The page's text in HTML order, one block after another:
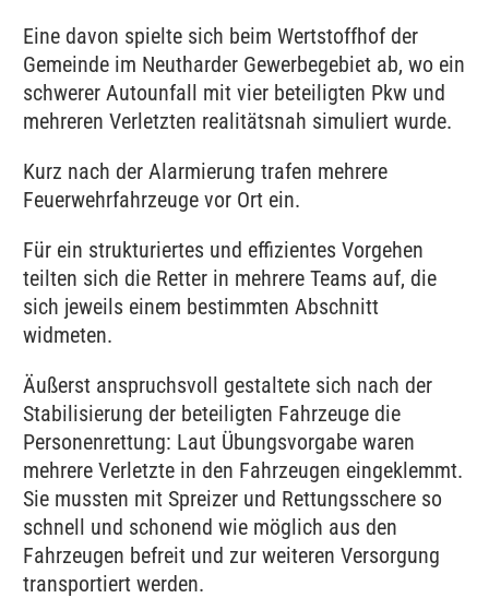
Eine davon spielte sich beim Wertstoffhof der
Gemeinde im Neutharder Gewerbegebiet ab, wo ein
schwerer Autounfall mit vier beteiligten Pkw und
mehreren Verletzten realitätsnah simuliert wurde.
Kurz nach der Alarmierung trafen mehrere
Feuerwehrfahrzeuge vor Ort ein.
Für ein strukturiertes und effizientes Vorgehen
teilten sich die Retter in mehrere Teams auf, die
sich jeweils einem bestimmten Abschnitt
widmeten.
Äußerst anspruchsvoll gestaltete sich nach der
Stabilisierung der beteiligten Fahrzeuge die
Personenrettung: Laut Übungsvorgabe waren
mehrere Verletzte in den Fahrzeugen eingeklemmt.
Sie mussten mit Spreizer und Rettungsschere so
schnell und schonend wie möglich aus den
Fahrzeugen befreit und zur weiteren Versorgung
transportiert werden.